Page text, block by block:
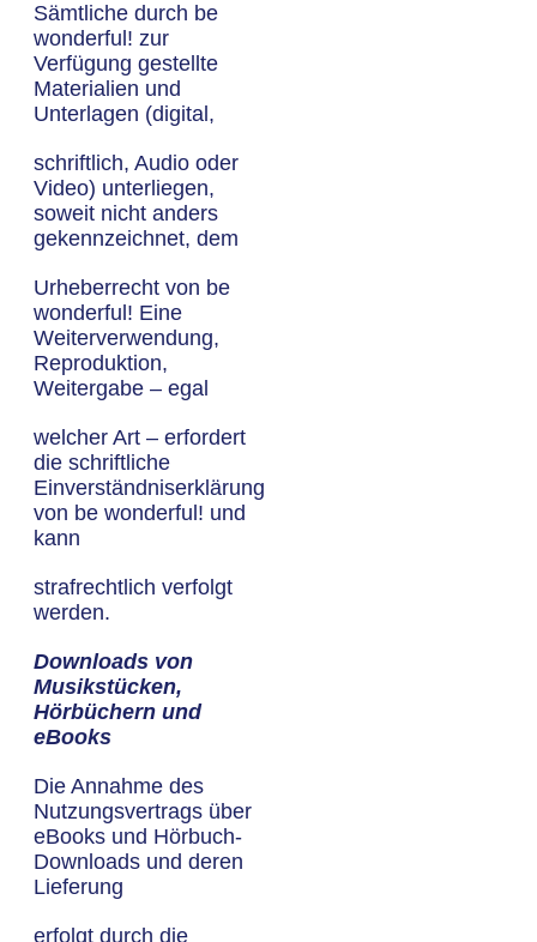
Sämtliche durch be
wonderful! zur
Verfügung gestellte
Materialien und
Unterlagen (digital,
schriftlich, Audio oder
Video) unterliegen,
soweit nicht anders
gekennzeichnet, dem
Urheberrecht von be
wonderful! Eine
Weiterverwendung,
Reproduktion,
Weitergabe – egal
welcher Art – erfordert
die schriftliche
Einverständniserklärung
von be wonderful! und
kann
strafrechtlich verfolgt
werden.
Downloads von
Musikstücken,
Hörbüchern und
eBooks
Die Annahme des
Nutzungsvertrags über
eBooks und Hörbuch-
Downloads und deren
Lieferung
erfolgt durch die